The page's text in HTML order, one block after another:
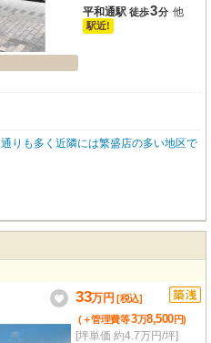
平和通駅 徒歩3分 他
駅近!
りも多く近隣には繁盛店の多い地区で
33万円 [税込]
(＋管理費等3万8,500円)
[坪単価 約4.7万円/坪]